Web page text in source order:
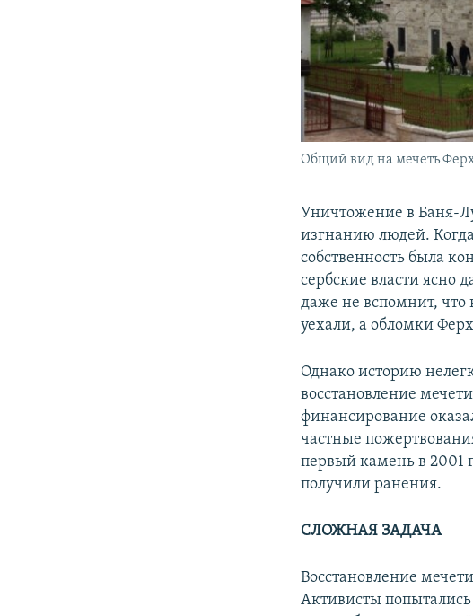
Общий вид на мечеть
Уничтожение в Баня-
изгнанию людей.
собственность была
сербские власти ясно
даже не вспомнит, что
уехали, а обломки
Однако историю
восстановление
финансирование
частные
первый камень в 2001
получили ранения.
СЛОЖНАЯ ЗАДАЧА
Восстановление
Активисты